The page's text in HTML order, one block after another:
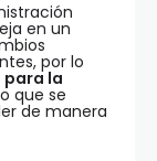
en un
por lo
para la
que se
de manera